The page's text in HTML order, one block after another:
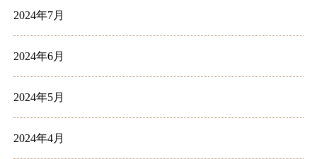
2024年7月
2024年6月
2024年5月
2024年4月